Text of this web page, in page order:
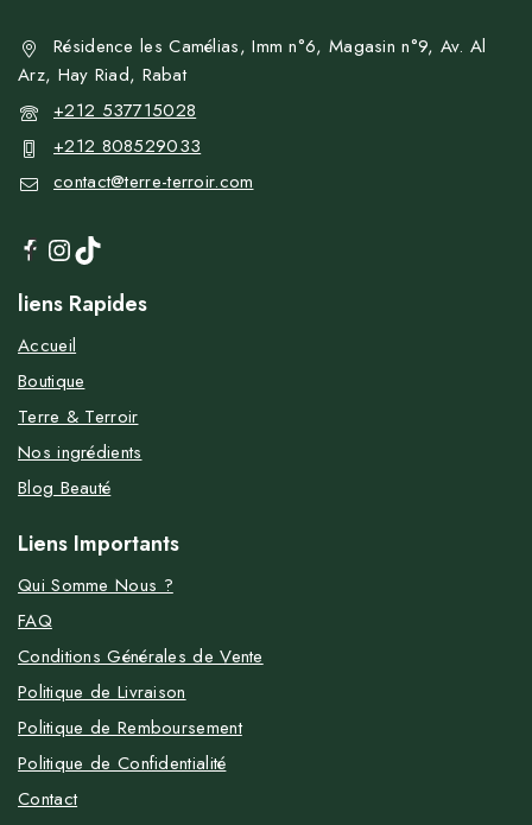
Résidence les Camélias, Imm n°6, Magasin n°9, Av. Al
Arz, Hay Riad, Rabat
+212 537715028
+212 808529033
contact@terre-terroir.com
liens Rapides
Accueil
Boutique
Terre & Terroir
Nos ingrédients
Blog Beauté
Liens Importants
Qui Somme Nous ?
FAQ
Conditions Générales de Vente
Politique de Livraison
Politique de Remboursement
Politique de Confidentialité
Contact